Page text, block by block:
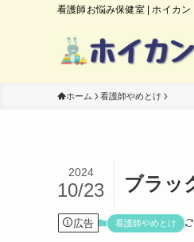
看護師お悩み保健室 | ホイカン
ホーム 看護師やめとけ
ブラッ
2024
10/23
広告 看護師やめとけ